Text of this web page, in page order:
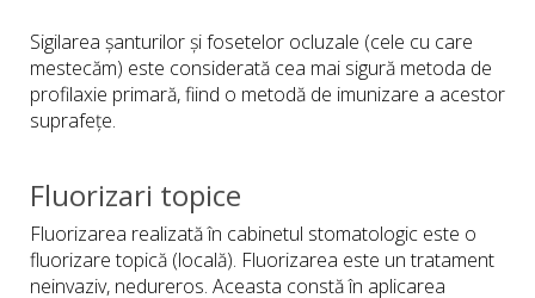
Sigilarea șanturilor și fosetelor ocluzale (cele cu care
mestecăm) este considerată cea mai sigură metoda de
profilaxie primară, fiind o metodă de imunizare a acestor
suprafețe.
Fluorizari topice
Fluorizarea realizată în cabinetul stomatologic este o
fluorizare topică (locală). Fluorizarea este un tratament
neinvaziv, nedureros. Aceasta constă în aplicarea